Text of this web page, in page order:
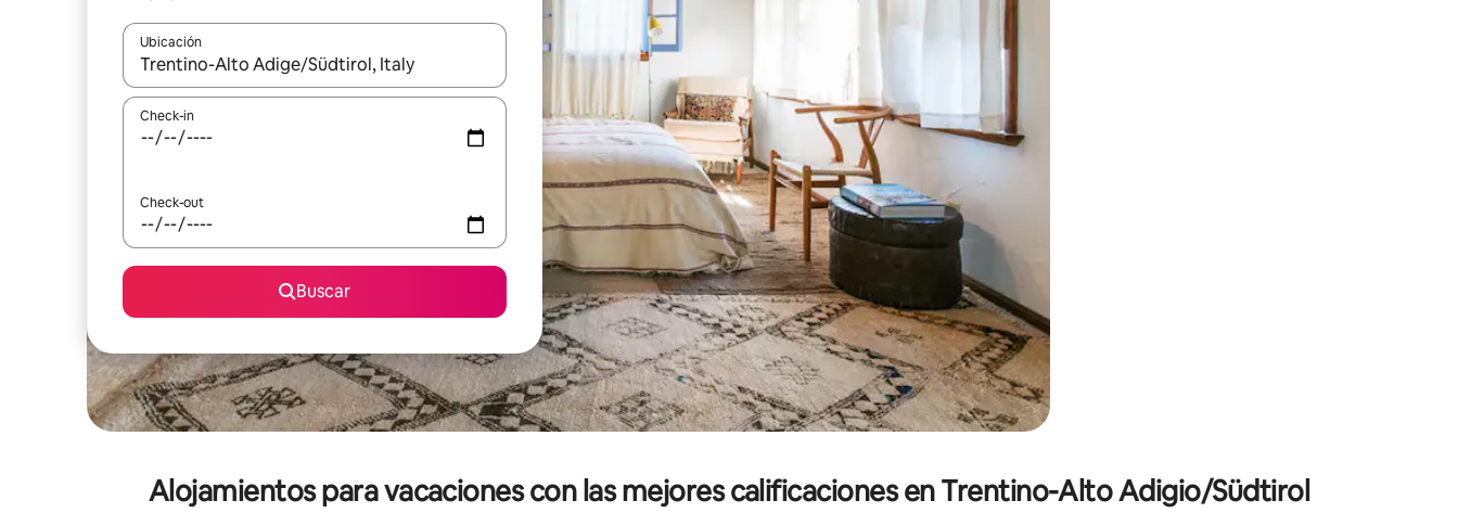
Ubicación
Cuando los resultados estén disponibles, navegá con las teclas de flecha hacia arriba y hacia abajo o explorá deslizando el dedo.
Check-in
Check-out
Buscar
Alojamientos para vacaciones con las mejores calificaciones en Trentino-Alto Adigio/Südtirol